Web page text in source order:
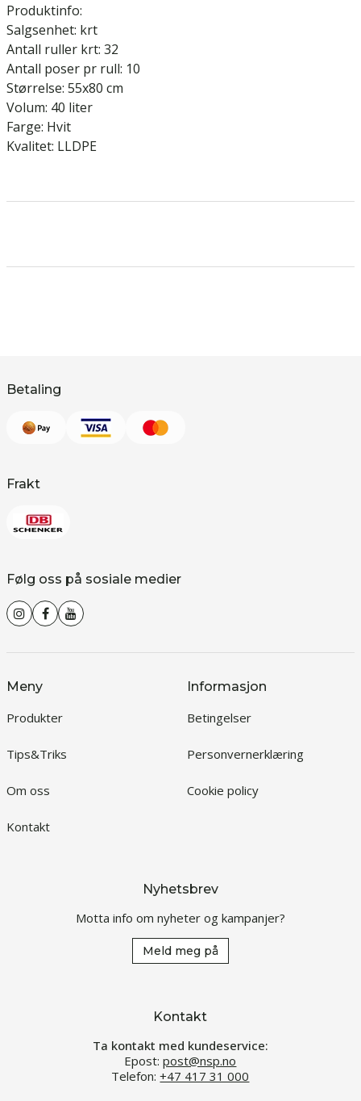
Produktinfo:
Salgsenhet: krt
Antall ruller krt: 32
Antall poser pr rull: 10
Størrelse: 55x80 cm
Volum: 40 liter
Farge: Hvit
Kvalitet: LLDPE
Betaling
Frakt
Følg oss på sosiale medier
Meny
Produkter
Tips&Triks
Om oss
Kontakt
Informasjon
Betingelser
Personvernerklæring
Cookie policy
Nyhetsbrev
Motta info om nyheter og kampanjer?
Meld meg på
Kontakt
Ta kontakt med kundeservice:
Epost:post@nsp.no
Telefon:+47 417 31 000